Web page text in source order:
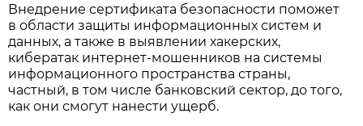
Внедрение сертификата безопасности поможет
в области защиты информационных систем и
данных, а также в выявлении хакерских,
кибератак интернет-мошенников на системы
информационного пространства страны,
частный, в том числе банковский сектор, до того,
как они смогут нанести ущерб.